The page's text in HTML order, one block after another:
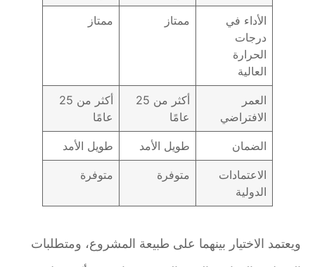
الأداء في
درجات
الحرارة
العالية
ممتاز ممتاز
العمر
الافتراضي
أكثر من 25
عامًا
أكثر من 25
عامًا
الضمان طويل الأمد طويل الأمد
الاعتمادات
الدولية
متوفرة متوفرة
ويعتمد الاختيار بينهما على طبيعة المشروع، ومتطلبات